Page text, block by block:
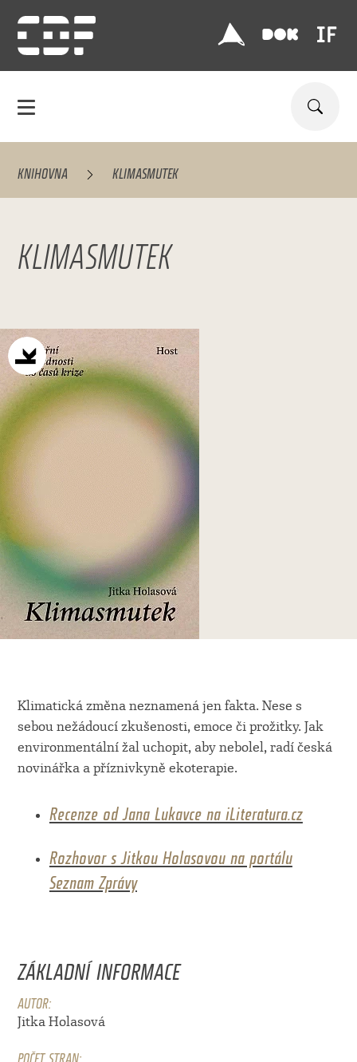
KNIHOVNA KLIMASMUTEK
KLIMASMUTEK
Klimatická změna neznamená jen fakta. Nese s
sebou nežádoucí zkušenosti, emoce či prožitky. Jak
environmentální žal uchopit, aby nebolel, radí česká
novinářka a příznivkyně ekoterapie.
Recenze od Jana Lukavce na iLiteratura.cz
Rozhovor s Jitkou Holasovou na portálu
Seznam Zprávy
ZÁKLADNÍ INFORMACE
AUTOR:
Jitka Holasová
POČET STRAN: